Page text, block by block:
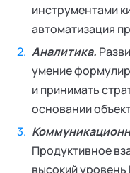
инструментами
автоматизация
Аналитика.
умение
и принимать
основании
Продуктивное
высокий уровень